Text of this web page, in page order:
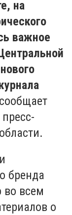
на
важное
сообщает
бренда
во всем
о